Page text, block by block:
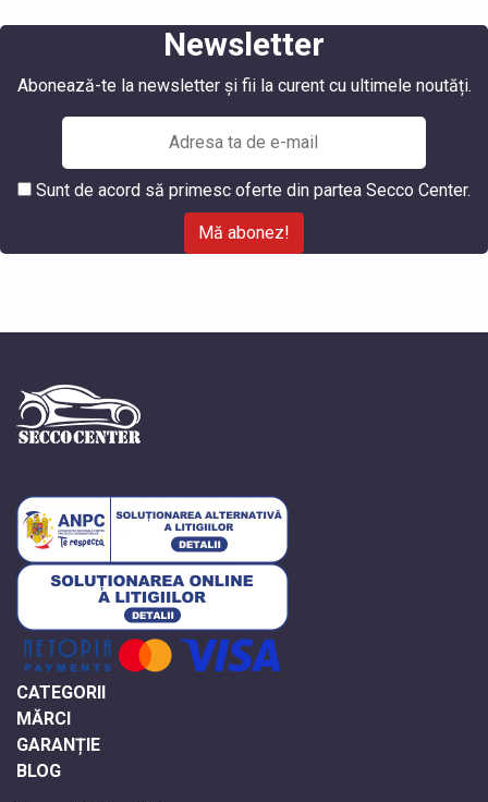
Newsletter
Abonează-te la newsletter și fii la curent cu ultimele noutăți.
Sunt de acord să primesc oferte din partea Secco Center.
Mă abonez!
CATEGORII
MĂRCI
GARANȚIE
BLOG